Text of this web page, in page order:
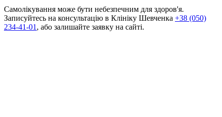
Самолікування може бути небезпечним для здоров'я.
Записуйтесь на консультацію в Клініку Шевченка +38 (050)
234-41-01 , або залишайте заявку на сайті.